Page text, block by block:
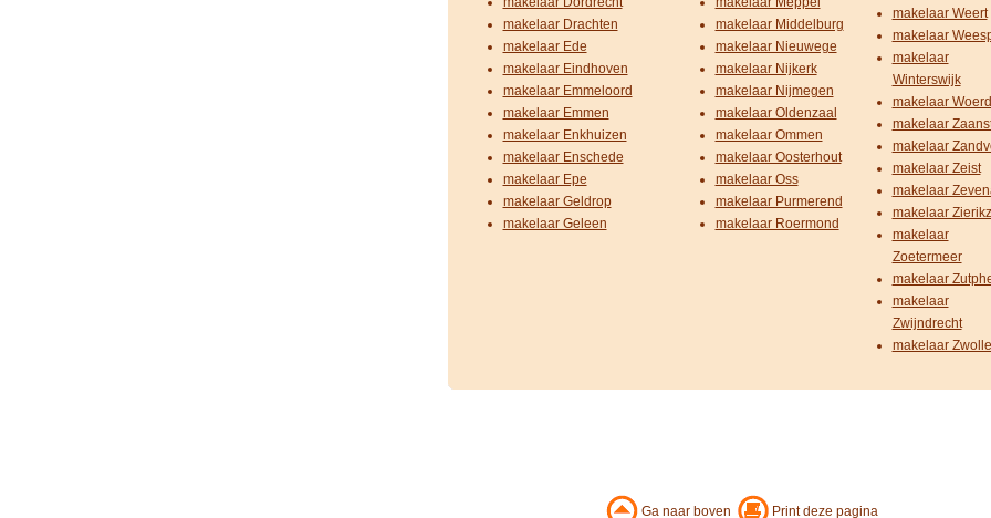
makelaar Drachten
makelaar Ede
makelaar Eindhoven
makelaar Emmeloord
makelaar Emmen
makelaar Enkhuizen
makelaar Enschede
makelaar Epe
makelaar Geldrop
makelaar Geleen
makelaar Middelburg
makelaar Nieuwege
makelaar Nijkerk
makelaar Nijmegen
makelaar Oldenzaal
makelaar Ommen
makelaar Oosterhout
makelaar Oss
makelaar Purmerend
makelaar Roermond
makelaar Weert
makelaar
makelaar
Winterswijk
makelaar
makelaar
makelaar
makelaar Zeist
makelaar
makelaar
makelaar
Zoetermeer
makelaar
makelaar
Zwijndrecht
makelaar Zwolle
Ga naar boven Print deze pagina